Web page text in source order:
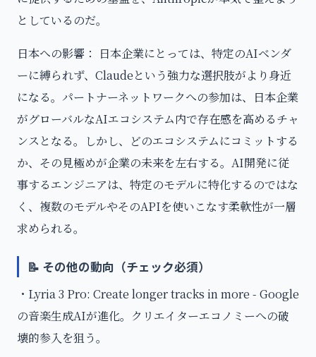
としているのだ。
日本への影響： 日本企業にとっては、特定のAIベンダ
ーに縛られず、Claudeという強力な選択肢がより身近
になる。パートナーネットワークへの参加は、日本企業
がグローバルなAIエコシステム内で存在感を高めるチャ
ンスとなる。しかし、どのエコシステムにコミットする
か、その見極めが企業の未来を左右する。AI開発に従
事するエンジニアは、特定のモデルに特化するのではな
く、複数のモデルやそのAPIを使いこなす柔軟性が一層
求められる。
📝 その他の動向（チェック必須）
・Lyria 3 Pro: Create longer tracks in more - Google
の音楽生成AIが進化。クリエイターエコノミーへの破
壊的参入を狙う。